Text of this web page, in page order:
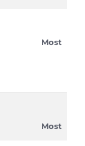
Most
Most